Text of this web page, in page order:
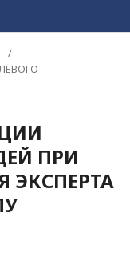
/
ПРИ
ЭКСПЕРТА